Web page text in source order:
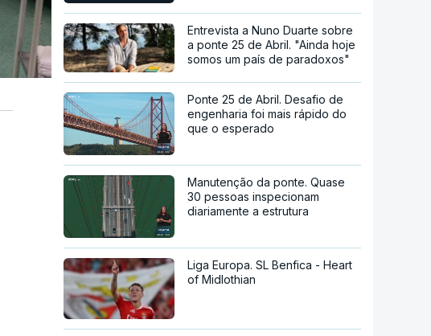
Entrevista a Nuno Duarte sobre
a ponte 25 de Abril. "Ainda hoje
somos um país de paradoxos"
Ponte 25 de Abril. Desafio de
engenharia foi mais rápido do
que o esperado
Manutenção da ponte. Quase
30 pessoas inspecionam
diariamente a estrutura
Liga Europa. SL Benfica - Heart
of Midlothian